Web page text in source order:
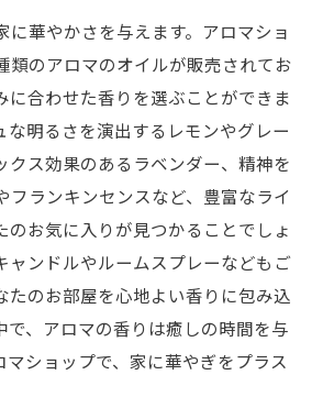
に華やかさを与えます。アロマショ
類のアロマのオイルが販売されてお
に合わせた香りを選ぶことができま
な明るさを演出するレモンやグレー
クス効果のあるラベンダー、精神を
フランキンセンスなど、豊富なライ
のお気に入りが見つかることでしょ
ャンドルやルームスプレーなどもご
たのお部屋を心地よい香りに包み込
で、アロマの香りは癒しの時間を与
マショップで、家に華やぎをプラス